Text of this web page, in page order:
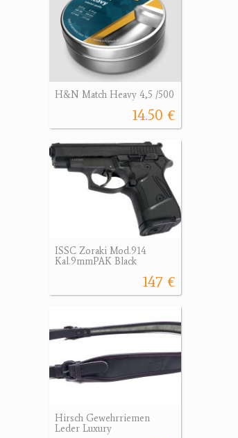
H&N Match Heavy 4,5 /500
14.50 €
ISSC Zoraki Mod.914
Kal.9mmPAK Black
147 €
Hirsch Gewehrriemen
Leder Luxury